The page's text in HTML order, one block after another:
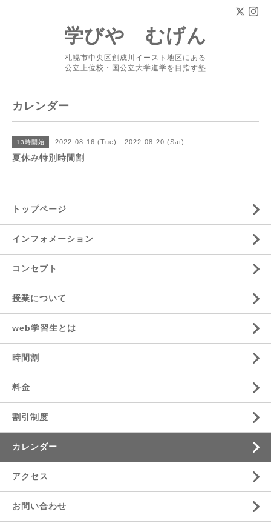
学びや むげん
札幌市中央区創成川イースト地区にある
公立上位校・国公立大学進学を目指す塾
カレンダー
13時開始 2022-08-16 (Tue) - 2022-08-20 (Sat)
夏休み特別時間割
トップページ
インフォメーション
コンセプト
授業について
web学習生とは
時間割
料金
割引制度
カレンダー
アクセス
お問い合わせ